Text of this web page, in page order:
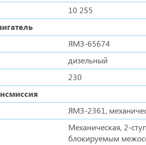
10 255
ЯМЗ-65674
дизельный
230
ЯМЗ-2361,
Механическая, 2-
блокируемым